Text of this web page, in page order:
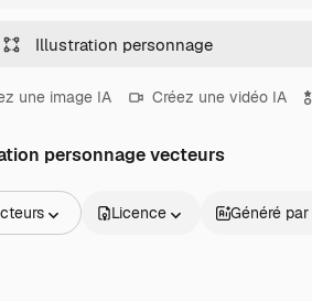
une image IA Créez une vidéo IA
personnage vecteurs
Licence Généré par